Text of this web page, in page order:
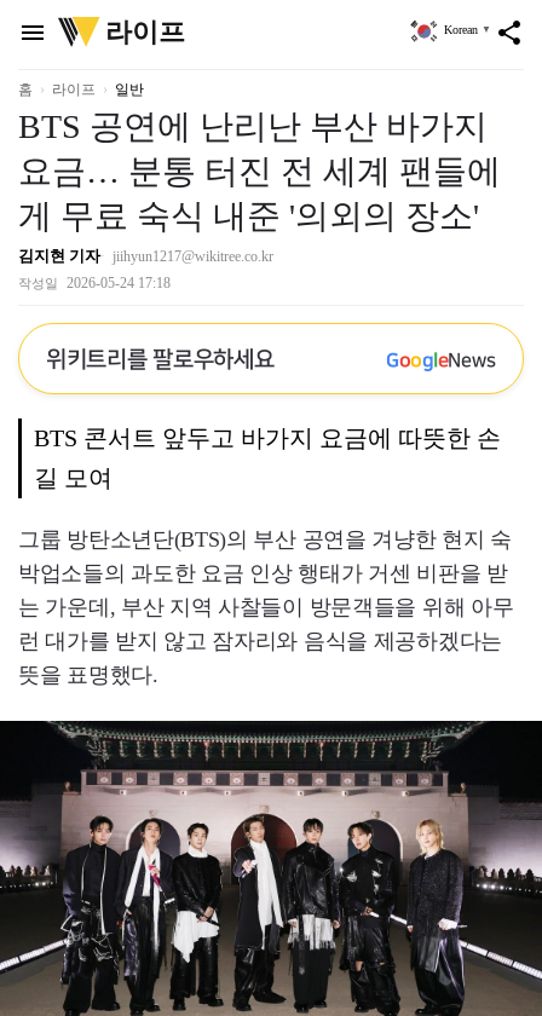
menu
위
키
리
라이프 share
Korean ▼
홈 라이프 일반
BTS 공연에 난리난 부산 바가지
요금… 분통 터진 전 세계 팬들에
게 무료 숙식 내준 '의외의 장소'
김지현 기자 jiihyun1217@wikitree.co.kr
작성일 2026-05-24 17:18
위키트리를 팔로우하세요 GoogleNews
BTS 콘서트 앞두고 바가지 요금에 따뜻한 손
길 모여
그룹 방탄소년단(BTS)의 부산 공연을 겨냥한 현지 숙
박업소들의 과도한 요금 인상 행태가 거센 비판을 받
는 가운데, 부산 지역 사찰들이 방문객들을 위해 아무
런 대가를 받지 않고 잠자리와 음식을 제공하겠다는
뜻을 표명했다.